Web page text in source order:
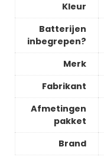
Kleur
Batterijen
inbegrepen?
Merk
Fabrikant
Afmetingen
pakket
Brand